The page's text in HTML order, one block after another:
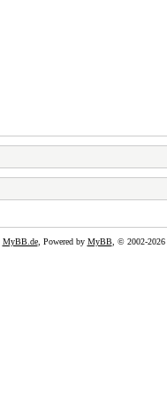
MyBB.de, Powered by MyBB, © 2002-2026